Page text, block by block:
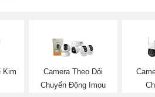
Kim
Camera Theo Dỏi
Chuyển Động Imou